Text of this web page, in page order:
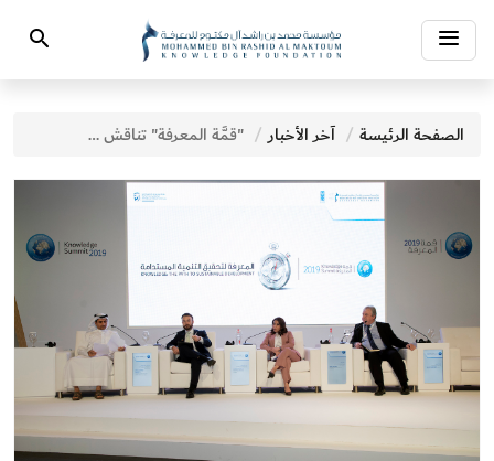
Toggle
navigation
Search
الصفحة الرئيسة آخر الأخبار "قمَّة المعرفة" تناقش في يومها الثاني تنمية اقتصاد المعرفة ومكافحة الفقر وتقرير استشراف مستقبل المعرفة 2022